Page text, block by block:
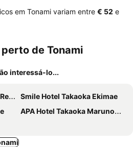
em Tonami variam entre ‎€ 52 e
de Tonami
interessá-lo...
Smile Hotel Takaoka Ekimae
APA Hotel Takaoka Marunouchi